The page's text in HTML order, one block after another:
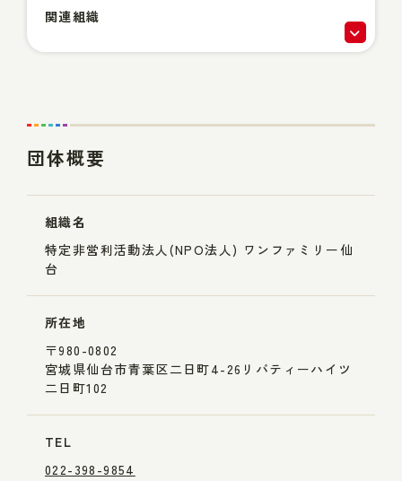
関連組織
団体概要
組織名
特定非営利活動法人(NPO法人) ワンファミリー仙
台
所在地
〒980-0802
宮城県仙台市青葉区二日町4-26リバティーハイツ
二日町102
TEL
022-398-9854